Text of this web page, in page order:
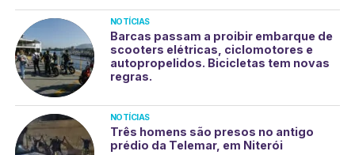
NOTÍCIAS
Barcas passam a proibir embarque de
scooters elétricas, ciclomotores e
autopropelidos. Bicicletas tem novas
regras.
NOTÍCIAS
Três homens são presos no antigo
prédio da Telemar, em Niterói